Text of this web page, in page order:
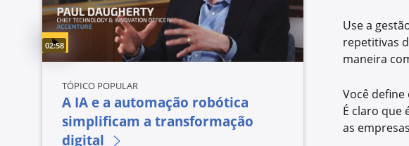
Video duration:
02:58
TÓPICO POPULAR
A IA e a automação robótica
simplificam a transformação
digital
Use a
repetitivas
maneira
Você
É claro que
as